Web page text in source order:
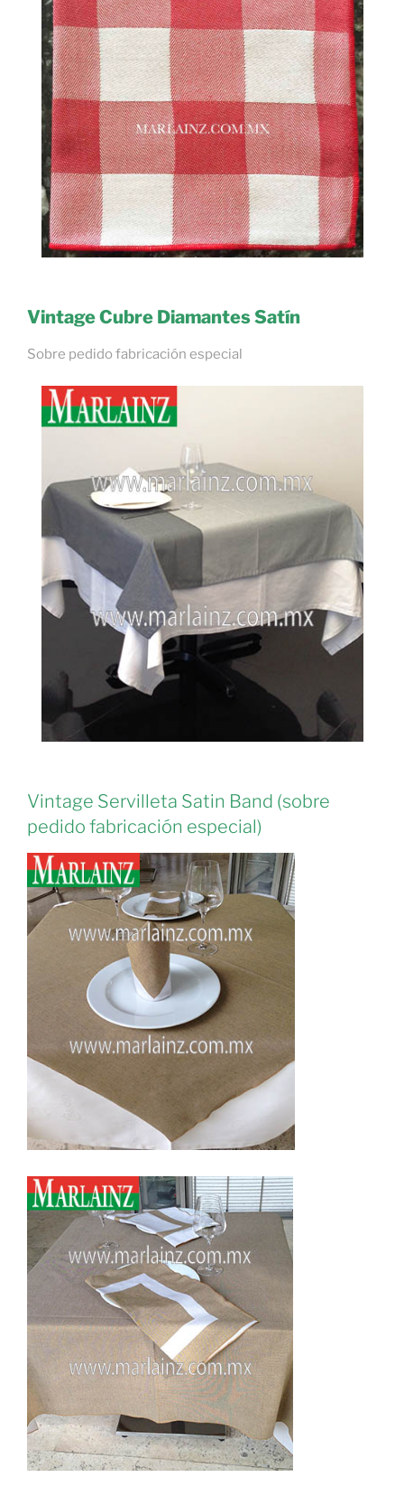
Vintage Cubre Diamantes Satín
Sobre pedido fabricación especial
Vintage Servilleta Satin Band (sobre
pedido fabricación especial)